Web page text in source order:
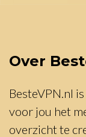
Over
BesteVPN.nl
voor jou het
overzicht te